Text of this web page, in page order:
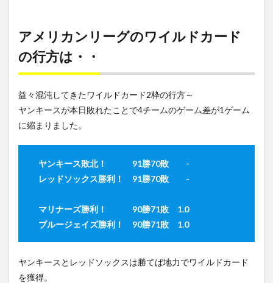
StreamingSurvis
Streaming Music 概要 対応クレジットカード キャリア決済 国際
ブランドプリペイド
Streaming Service
Streaming Survis
Streamingdevice
streaminggame
StreamingMusic
StreamingSarvis
Streamingサービス
SUILEN Rausch
Streaming動画
Streaming配信サービス
StremingMusic
StremingService
subscription
～電脳空間伝説
ーズが逆転
勝ち！
2.1
Jared
clutch
homer
2.2
Kelenic
at home
大谷 本日
の内容
2.4
vs.
Mariners
アメリカンリーグのワイルドカード
の行方は・・
益々混沌してきたワイルドカード2枠の行方～
ヤンキースが本日敗れたことで4チームのゲーム差が1ゲーム
に縮まりました。
ヤンキース敗北！ 91勝70敗 -
レッドソックス勝利！ 91勝70敗 -
マリナーズ勝利！ 90勝71敗 1.0
ブルージェイズ勝利！ 90勝71敗 1.0
ヤンキースとレッドソックスは勝てば地力でワイルドカード
を獲得。